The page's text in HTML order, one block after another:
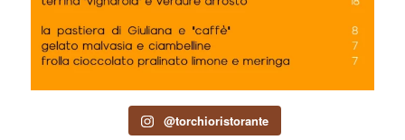
@torchioristorante